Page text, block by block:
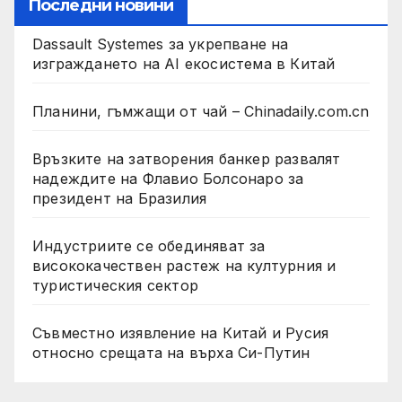
Последни новини
Dassault Systemes за укрепване на
изграждането на AI екосистема в Китай
Планини, гъмжащи от чай – Chinadaily.com.cn
Връзките на затворения банкер развалят
надеждите на Флавио Болсонаро за
президент на Бразилия
Индустриите се обединяват за
висококачествен растеж на културния и
туристическия сектор
Съвместно изявление на Китай и Русия
относно срещата на върха Си-Путин